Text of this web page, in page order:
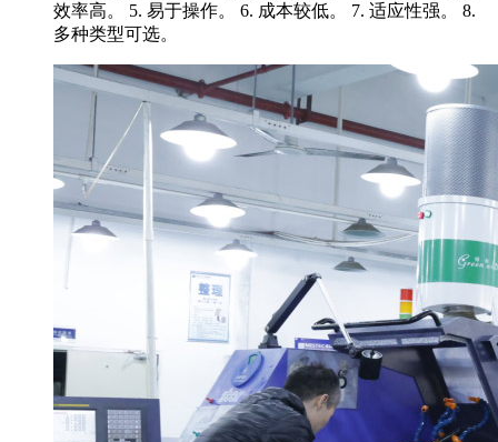
效率高。 5. 易于操作。 6. 成本较低。 7. 适应性强。 8.
多种类型可选。